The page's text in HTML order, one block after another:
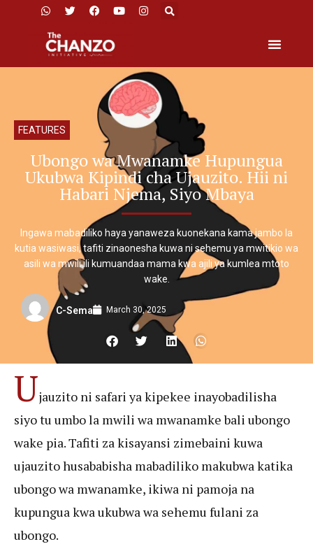
FEATURES
Ubongo wa Mwanamke Hupungua
Ukubwa Kipindi cha Ujauzito. Hii ni
Habari Njema, Siyo Mbaya
Ingawa mabadiliko haya yanaweza kuonekana kama jambo la
kutia wasiwasi, tafiti zinaonesha kuwa ni sehemu ya mwitikio wa
asili wa mwili ili kumuandaa mama kwa ajili ya kumlea mtoto
wake.
C-Sema March 30, 2025
Ujauzito ni safari ya kipekee inayobadilisha
siyo tu umbo la mwili wa mwanamke bali ubongo
wake pia. Tafiti za kisayansi zimebaini kuwa
ujauzito husababisha mabadiliko makubwa katika
ubongo wa mwanamke, ikiwa ni pamoja na
kupungua kwa ukubwa wa sehemu fulani za
ubongo.